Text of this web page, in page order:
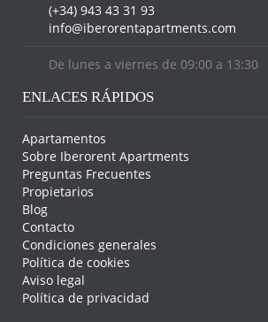
(+34) 943 43 31 93
info@iberorentapartments.com
De lunes a viernes de 09:00 a 13:30
ENLACES RÁPIDOS
Apartamentos
Sobre Iberorent Apartments
Preguntas Frecuentes
Propietarios
Blog
Contacto
Condiciones generales
Política de cookies
Aviso legal
Política de privacidad